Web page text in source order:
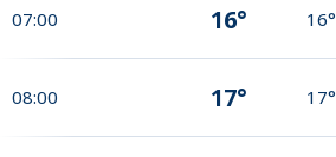
07:00 16° 16°
08:00 17° 17°